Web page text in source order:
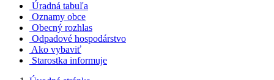
Úradná tabuľa
Oznamy obce
Obecný rozhlas
Odpadové hospodárstvo
Ako vybaviť
Starostka informuje